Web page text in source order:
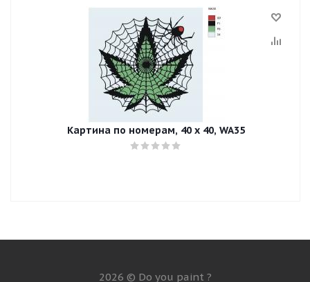
Картина по номерам, 40 x 40, WA35
2026 © Do you paint ?